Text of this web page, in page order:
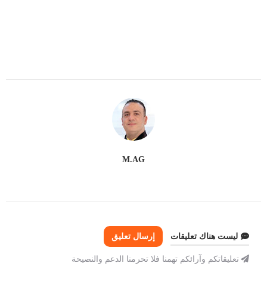
M.AG
ليست هناك تعليقات إرسال تعليق
تعليقاتكم وآرائكم تهمنا فلا تحرمنا الدعم والنصيحة